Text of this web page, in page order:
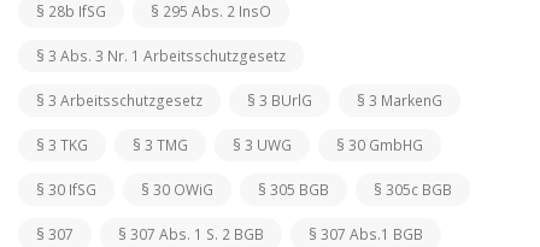
§ 28b IfSG § 295 Abs. 2 InsO
§ 3 Abs. 3 Nr. 1 Arbeitsschutzgesetz
§ 3 Arbeitsschutzgesetz § 3 BUrlG § 3 MarkenG
§ 3 TKG § 3 TMG § 3 UWG § 30 GmbHG
§ 30 IfSG § 30 OWiG § 305 BGB § 305c BGB
§ 307 § 307 Abs. 1 S. 2 BGB § 307 Abs.1 BGB